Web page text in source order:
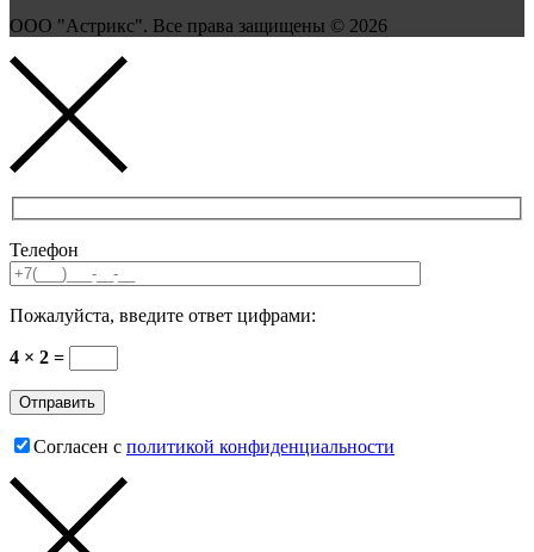
ООО "Астрикс". Все права защищены © 2026
Телефон
Пожалуйста, введите ответ цифрами:
4 × 2 =
Согласен с политикой конфиденциальности